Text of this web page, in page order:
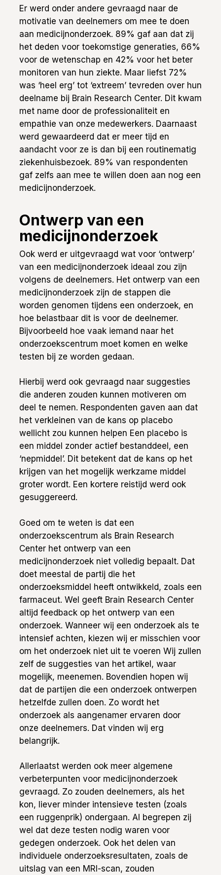
Er werd onder andere gevraagd naar de
motivatie van deelnemers om mee te doen
aan medicijnonderzoek. 89% gaf aan dat zij
het deden voor toekomstige generaties, 66%
voor de wetenschap en 42% voor het beter
monitoren van hun ziekte. Maar liefst 72%
was ‘heel erg’ tot ‘extreem’ tevreden over hun
deelname bij Brain Research Center. Dit kwam
met name door de professionaliteit en
empathie van onze medewerkers. Daarnaast
werd gewaardeerd dat er meer tijd en
aandacht voor ze is dan bij een routinematig
ziekenhuisbezoek. 89% van respondenten
gaf zelfs aan mee te willen doen aan nog een
medicijnonderzoek.
Ontwerp van een
medicijnonderzoek
Ook werd er uitgevraagd wat voor ‘ontwerp’
van een medicijnonderzoek ideaal zou zijn
volgens de deelnemers. Het ontwerp van een
medicijnonderzoek zijn de stappen die
worden genomen tijdens een onderzoek, en
hoe belastbaar dit is voor de deelnemer.
Bijvoorbeeld hoe vaak iemand naar het
onderzoekscentrum moet komen en welke
testen bij ze worden gedaan.
Hierbij werd ook gevraagd naar suggesties
die anderen zouden kunnen motiveren om
deel te nemen. Respondenten gaven aan dat
het verkleinen van de kans op placebo
wellicht zou kunnen helpen Een placebo is
een middel zonder actief bestanddeel, een
‘nepmiddel’. Dit betekent dat de kans op het
krijgen van het mogelijk werkzame middel
groter wordt. Een kortere reistijd werd ook
gesuggereerd.
Goed om te weten is dat een
onderzoekscentrum als Brain Research
Center het ontwerp van een
medicijnonderzoek niet volledig bepaalt. Dat
doet meestal de partij die het
onderzoeksmiddel heeft ontwikkeld, zoals een
farmaceut. Wel geeft Brain Research Center
altijd feedback op het ontwerp van een
onderzoek. Wanneer wij een onderzoek als te
intensief achten, kiezen wij er misschien voor
om het onderzoek niet uit te voeren Wij zullen
zelf de suggesties van het artikel, waar
mogelijk, meenemen. Bovendien hopen wij
dat de partijen die een onderzoek ontwerpen
hetzelfde zullen doen. Zo wordt het
onderzoek als aangenamer ervaren door
onze deelnemers. Dat vinden wij erg
belangrijk.
Allerlaatst werden ook meer algemene
verbeterpunten voor medicijnonderzoek
gevraagd. Zo zouden deelnemers, als het
kon, liever minder intensieve testen (zoals
een ruggenprik) ondergaan. Al begrepen zij
wel dat deze testen nodig waren voor
gedegen onderzoek. Ook het delen van
individuele onderzoeksresultaten, zoals de
uitslag van een MRI-scan, zouden